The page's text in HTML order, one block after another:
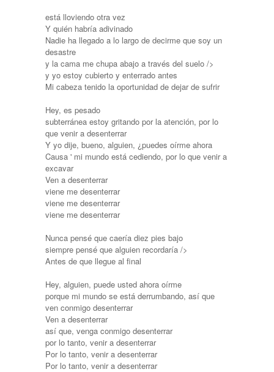
está lloviendo otra vez
Y quién habría adivinado
Nadie ha llegado a lo largo de decirme que soy un
desastre
y la cama me chupa abajo a través del suelo />
y yo estoy cubierto y enterrado antes
Mi cabeza tenido la oportunidad de dejar de sufrir
Hey, es pesado
subterránea estoy gritando por la atención, por lo
que venir a desenterrar
Y yo dije, bueno, alguien, ¿puedes oírme ahora
Causa ' mi mundo está cediendo, por lo que venir a
excavar
Ven a desenterrar
viene me desenterrar
viene me desenterrar
viene me desenterrar
Nunca pensé que caería diez pies bajo
siempre pensé que alguien recordaría />
Antes de que llegue al final
Hey, alguien, puede usted ahora oírme
porque mi mundo se está derrumbando, así que
ven conmigo desenterrar
Ven a desenterrar
así que, venga conmigo desenterrar
por lo tanto, venir a desenterrar
Por lo tanto, venir a desenterrar
Por lo tanto, venir a desenterrar